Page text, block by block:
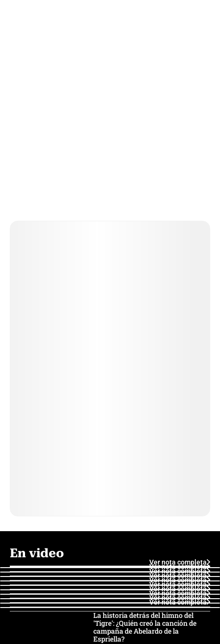
En video
Ver nota completa
Ver nota completa
Ver nota completa
Ver nota completa
Ver nota completa
Ver nota completa
Ver nota completa
Ver nota completa
Ver nota completa
Ver nota completa
La historia detrás del himno del
'Tigre': ¿Quién creó la canción de
campaña de Abelardo de la
Espriella?